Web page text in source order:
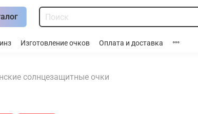
Изготовление очков Оплата и доставка
солнцезащитные очки